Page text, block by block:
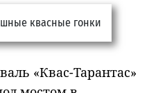
«Квас-Тарантас»